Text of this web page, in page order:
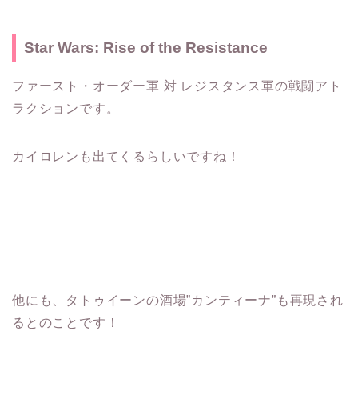
Star Wars: Rise of the Resistance
ファースト・オーダー軍 対 レジスタンス軍の戦闘アト
ラクションです。
カイロレンも出てくるらしいですね！
他にも、タトゥイーンの酒場”カンティーナ”も再現され
るとのことです！